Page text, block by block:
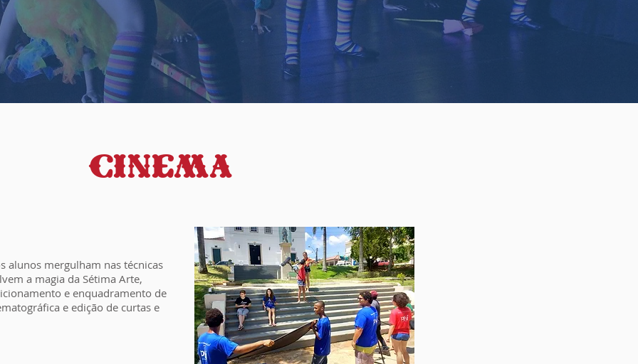
CINEMA
alunos mergulham nas técnicas
a magia da Sétima Arte,
e enquadramento de
e edição de curtas e